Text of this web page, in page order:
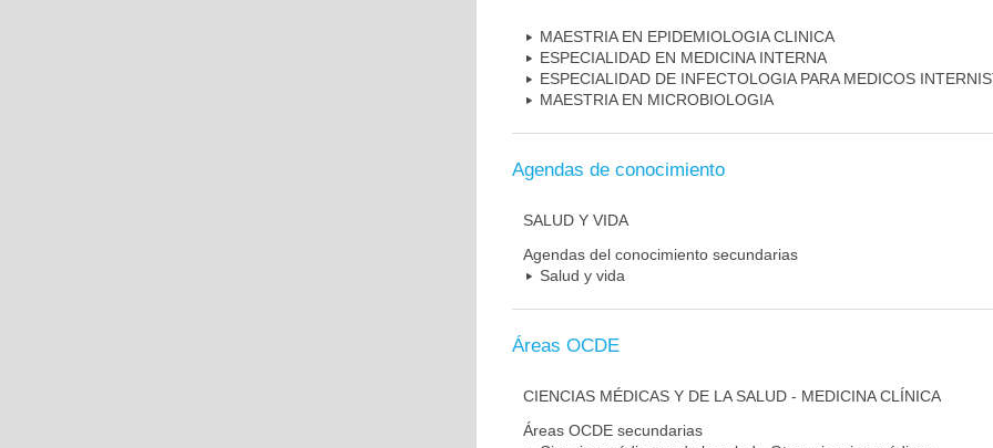
MAESTRIA EN EPIDEMIOLOGIA CLINICA
ESPECIALIDAD EN MEDICINA INTERNA
ESPECIALIDAD DE INFECTOLOGIA PARA MEDICOS
MAESTRIA EN MICROBIOLOGIA
Agendas de conocimiento
SALUD Y VIDA
Agendas del conocimiento secundarias
Salud y vida
Áreas OCDE
CIENCIAS MÉDICAS Y DE LA SALUD - MEDICINA CLÍNICA
Áreas OCDE secundarias